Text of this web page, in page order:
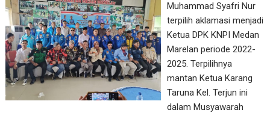
Muhammad Syafri Nur
terpilih aklamasi menjadi
Ketua DPK KNPI Medan
Marelan periode 2022-
2025. Terpilihnya
mantan Ketua Karang
Taruna Kel. Terjun ini
dalam Musyawarah